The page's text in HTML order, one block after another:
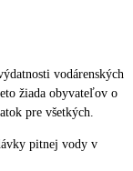
vodárenských
žiada obyvateľov o
pre všetkých.
pitnej vody v